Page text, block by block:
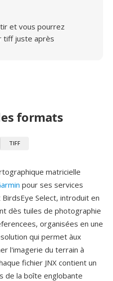
et vous pourrez
tiff juste après
formats
TIFF
matricielle
pour ses services
Select, introduit en
dès tuiles de photographie
organisées en une
qui permet àux
l'imagerie du terrain à
fichier JNX contient un
de la boîte englobante